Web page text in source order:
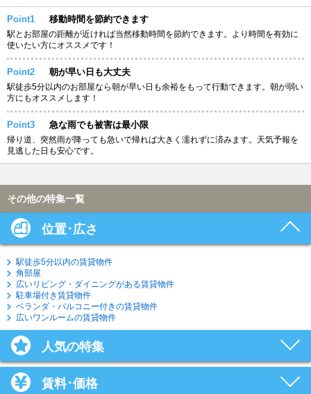
Point1 移動時間を節約できます
駅とお部屋の距離が近ければ当然移動時間を節約できます。より時間を有効に
使いたい方にオススメです！
Point2 朝が早い日も大丈夫
駅徒歩5分以内のお部屋なら朝が早い日も余裕をもって行動できます。朝が弱い
方にもオススメします！
Point3 急な雨でも被害は最小限
帰り道、突然雨が降っても急いで帰れば大きく濡れずに済みます。天気予報を
見逃した日も安心です。
その他の特集一覧
位置･広さ
駅徒歩5分以内の賃貸物件
角部屋
広いリビング・ダイニングがある賃貸物件
駐車場付き賃貸物件
ベランダ・バルコニー付きの賃貸物件
広いワンルームの賃貸物件
人気の特集
賃料･価格